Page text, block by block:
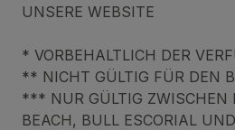
UNSERE WEBSITE
* VORBEHALTLICH DER
** NICHT GÜLTIG FÜR DEN
*** NUR GÜLTIG ZWISCHEN
BEACH, BULL ESCORIAL